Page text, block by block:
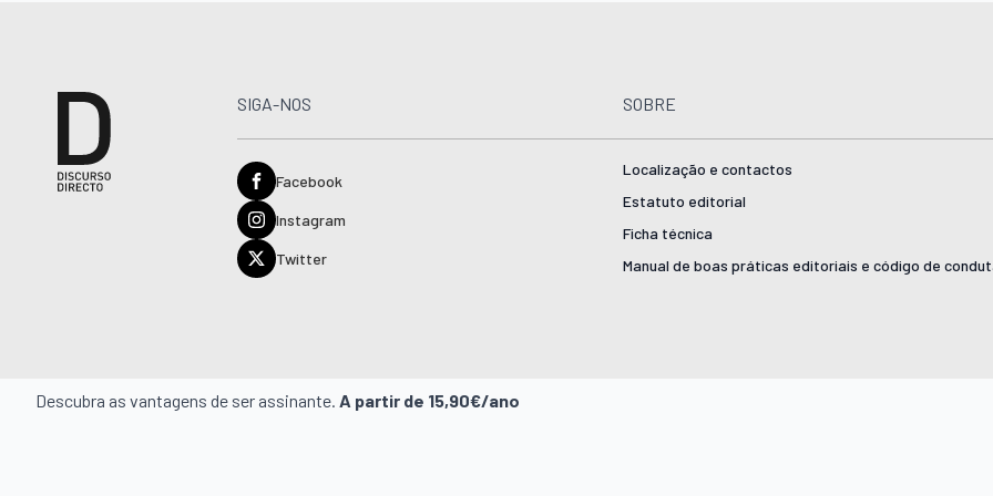
SIGA-NOS
Facebook
Instagram
Twitter
SOBRE
Localização e contactos
Estatuto editorial
Ficha técnica
Manual de boas práticas editoriais e código de
Descubra as vantagens de ser assinante. A partir de 15,90€/ano